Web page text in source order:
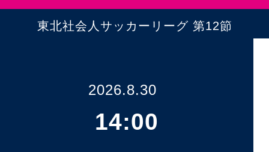
東北社会人サッカーリーグ 第12節
2026.8.30
14:00